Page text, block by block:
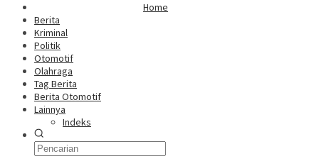
Home
Berita
Kriminal
Politik
Otomotif
Olahraga
Tag Berita
Berita Otomotif
Lainnya
Indeks